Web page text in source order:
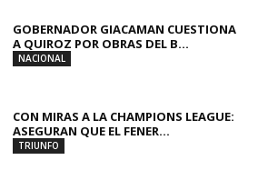
GOBERNADOR GIACAMAN CUESTIONA
A QUIROZ POR OBRAS DEL B...
NACIONAL
CON MIRAS A LA CHAMPIONS LEAGUE:
ASEGURAN QUE EL FENER...
TRIUNFO